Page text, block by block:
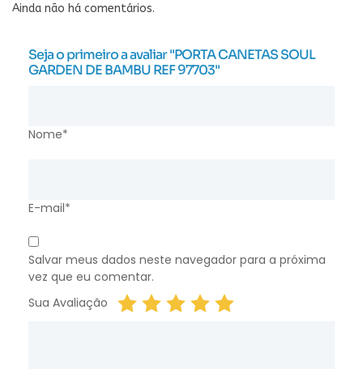
Ainda não há comentários.
Seja o primeiro a avaliar "PORTA CANETAS SOUL
GARDEN DE BAMBU REF 97703"
Nome*
E-mail*
Salvar meus dados neste navegador para a próxima
vez que eu comentar.
Sua Avaliação